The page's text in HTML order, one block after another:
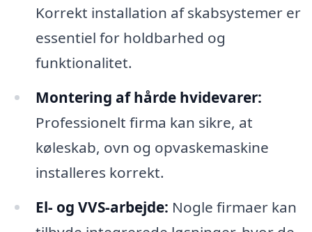
Korrekt installation af skabsystemer er
essentiel for holdbarhed og
funktionalitet.
Montering af hårde hvidevarer:
Professionelt firma kan sikre, at
køleskab, ovn og opvaskemaskine
installeres korrekt.
El- og VVS-arbejde: Nogle firmaer kan